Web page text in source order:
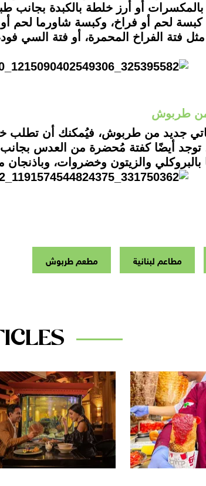
أو أرز خلطة بالكبدة بجانب
كبسة لحم أو فراخ، وكبسة شاورما لحم
فتة الفراخ المحمرة، أو فتة السي
من طربوش
جديد من طربوش، فيُمكنك أن تطلب
توجد أيضًا كفتة مُحضرة من العدس بجانب
بالبروكلي والزيتون وخضروات،
مطاعم لبنانية مطعم طربوش